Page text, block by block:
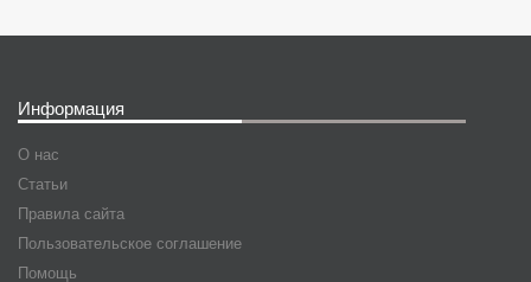
Информация
О нас
Статьи
Правила сайта
Пользовательское соглашение
Помощь